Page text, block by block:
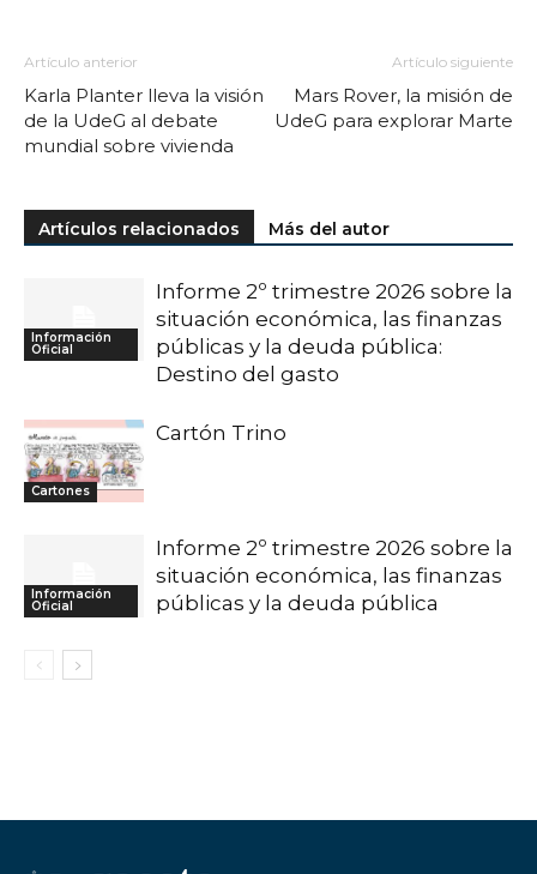
Artículo anterior
Karla Planter lleva la visión
de la UdeG al debate
mundial sobre vivienda
Artículo siguiente
Mars Rover, la misión de
UdeG para explorar Marte
Artículos relacionados Más del autor
Información
Oficial
Informe 2º trimestre 2026 sobre la
situación económica, las finanzas
públicas y la deuda pública:
Destino del gasto
Cartones
Cartón Trino
Información
Oficial
Informe 2º trimestre 2026 sobre la
situación económica, las finanzas
públicas y la deuda pública